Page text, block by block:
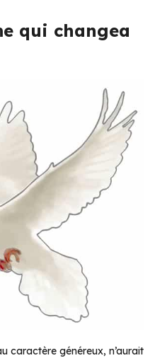
qui changea
caractère généreux, n’aurait